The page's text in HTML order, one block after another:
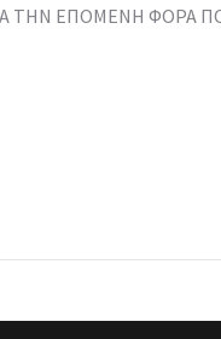
ΤΗΝ ΕΠΌΜΕΝΗ ΦΟΡΆ